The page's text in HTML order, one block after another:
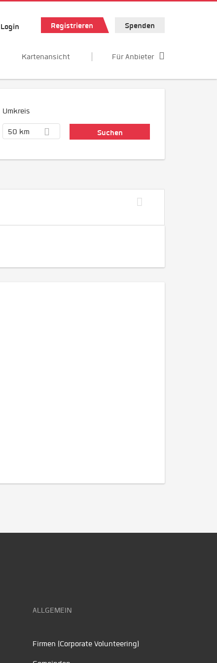
Login Registrieren Spenden
Kartenansicht Für Anbieter
Umkreis
50 km
ALLGEMEIN
Firmen (Corporate Volunteering)